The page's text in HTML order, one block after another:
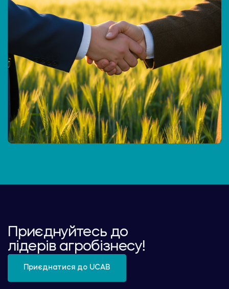
Приєднуйтесь до
лідерів агробізнесу!
Приєднатися до UCAB